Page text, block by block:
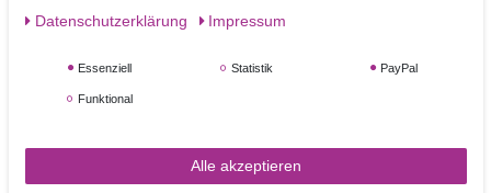
Daten­schutz­erklärung
Impressum
Essenziell Statistik PayPal
Funktional
Alle akzeptieren